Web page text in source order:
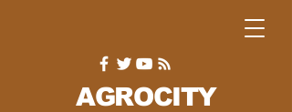
AGROCITY